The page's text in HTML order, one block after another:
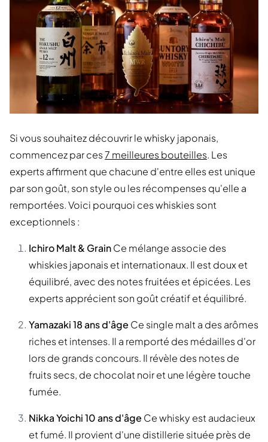
Si vous souhaitez découvrir le whisky japonais,
commencez par ces7 meilleures bouteilles. Les
experts affirment que chacune d'entre elles est unique
par son goût, son style ou les récompenses qu'elle a
remportées. Voici pourquoi ces whiskies sont
exceptionnels :
Ichiro Malt & GrainCe mélange associe des
whiskies japonais et internationaux. Il est doux et
équilibré, avec des notes fruitées et épicées. Les
experts apprécient son goût créatif et équilibré.
Yamazaki 18 ans d'âge Ce single malt a des arômes
riches et intenses. Il a remporté des médailles d'or
lors de grands concours. Il révèle des notes de
fruits secs, de chocolat noir et une légère touche
fumée.
Nikka Yoichi 10 ans d'âge Ce whisky est audacieux
et fumé. Il provient d'une distillerie située près de